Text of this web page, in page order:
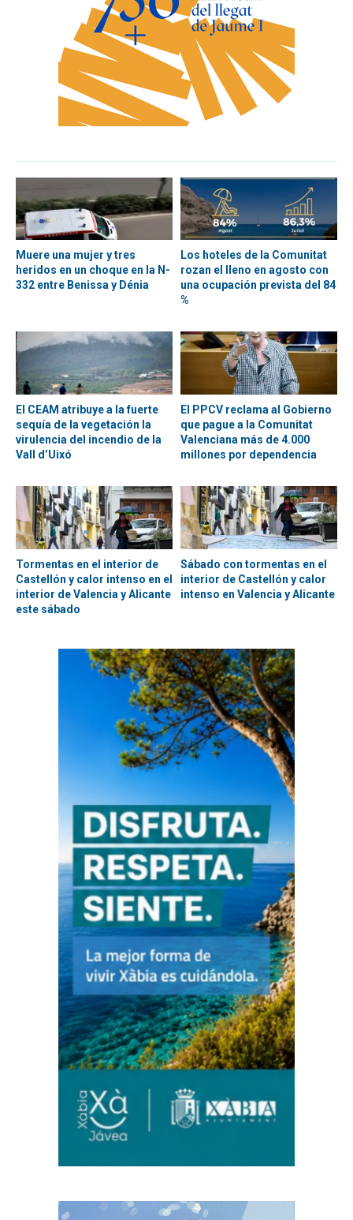
Muere una mujer y tres
heridos en un choque en la N-
332 entre Benissa y Dénia
Los hoteles de la Comunitat
rozan el lleno en agosto con
una ocupación prevista del 84
%
El CEAM atribuye a la fuerte
sequía de la vegetación la
virulencia del incendio de la
Vall d’Uixó
El PPCV reclama al Gobierno
que pague a la Comunitat
Valenciana más de 4.000
millones por dependencia
Tormentas en el interior de
Castellón y calor intenso en el
interior de Valencia y Alicante
este sábado
Sábado con tormentas en el
interior de Castellón y calor
intenso en Valencia y Alicante